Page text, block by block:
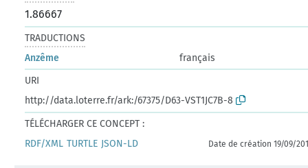
1.86667
TRADUCTIONS
Anzême
français
URI
http://data.loterre.fr/ark:/67375/D63-VST1JC7B-8
TÉLÉCHARGER CE CONCEPT :
RDF/XML TURTLE JSON-LD Date de création 19/09/